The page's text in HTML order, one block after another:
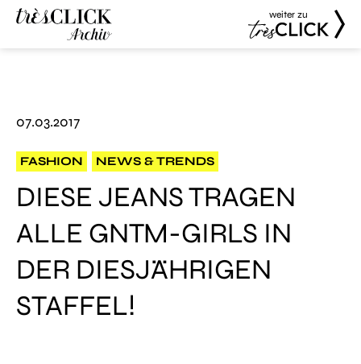
weiter zu
07.03.2017
FASHION NEWS & TRENDS
DIESE JEANS TRAGEN
ALLE GNTM-GIRLS IN
DER DIESJÄHRIGEN
STAFFEL!